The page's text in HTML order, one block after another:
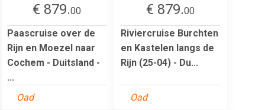
€ 879.00
Paascruise over de
Rijn en Moezel naar
Cochem - Duitsland -
...
Oad
€ 879.00
Riviercruise Burchten
en Kastelen langs de
Rijn (25-04) - Du...
Oad